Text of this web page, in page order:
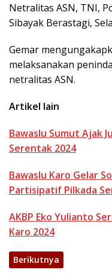
Netralitas ASN, TNI,
Sibayak Berastagi,
Gemar
melaksanakan
netralitas ASN.
Artikel lain
Bawaslu Sumut Ajak
Serentak 2024
Bawaslu Karo Gelar
Partisipatif Pilkada
AKBP Eko Yulianto
Karo 2024
Berikutnya